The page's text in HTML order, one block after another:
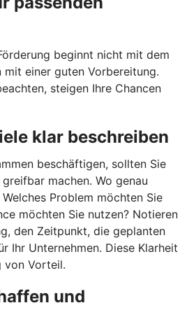
beginnt nicht mit dem
einer guten Vorbereitung.
steigen Ihre Chancen
klar beschreiben
beschäftigen, sollten Sie
machen. Wo genau
Problem möchten Sie
möchten Sie nutzen? Notieren
den Zeitpunkt, die geplanten
Ihr Unternehmen. Diese Klarheit
von Vorteil.
und